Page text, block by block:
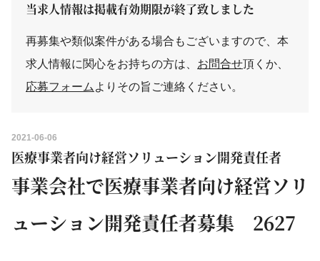
当求人情報は掲載有効期限が終了致しました
再募集や類似案件がある場合もございますので、本
求人情報に関心をお持ちの方は、 お問合せ頂くか、
応募フォーム よりその旨ご連絡ください。
2021-06-06
医療事業者向け経営ソリューション開発責任者
事業会社で医療事業者向け経営ソリ
ューション開発責任者募集 2627